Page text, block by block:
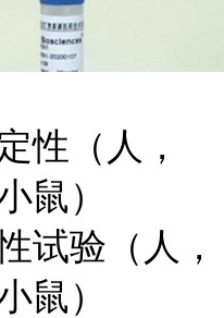
性（人，
鼠）
试验（人，
鼠）